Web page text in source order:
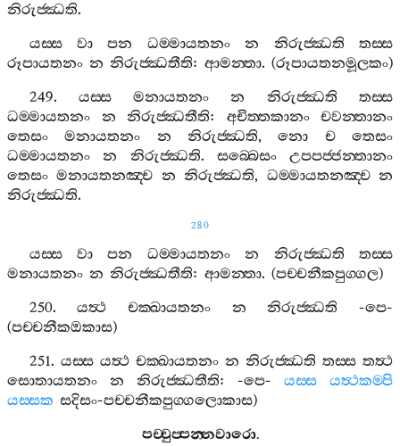
නිරුජ‍්ඣති.
යස‍්ස
වා පන ධම‍්මායතනං න නිරුජ‍්ඣති
තස‍්ස
රූපායතනං න නිරුජ‍්ඣතීති: ආමන‍්තා. (රූපායතනමූලකං)
249. යස‍්ස මනායතනං න නිරුජ‍්ඣති
තස‍්ස
ධම‍්මායතනං
න නිරුජ‍්ඣතීති: අචිත‍්තකානං
චවන‍්තානං
තෙසං
මනායතනං න නිරුජ‍්ඣති,නො ච
තෙසං
ධම‍්මායතනං
න නිරුජ‍්ඣති. සබ‍්බෙසං
උපපජ‍්ජන‍්තානං
තෙසං මනායතනඤ‍්ච න නිරුජ‍්ඣති, ධම‍්මායතනඤ‍්ච න
නිරුජ‍්ඣති.
280
යස‍්ස වා පන ධම‍්මායතනං න නිරුජ‍්ඣති
තස‍්ස
මනායතනං න නිරුජ‍්ඣතීති: ආමන‍්තා. (පච‍්චනීකපුග‍්ගල)
250.යත්‍ථ චක‍්ඛායතනං න නිරුජ‍්ඣති -පෙ-
(පච‍්චනීකඔකාස)
251. යස‍්ස යත්‍ථ චක‍්ඛායතනං න නිරුජ‍්ඣති තස‍්ස තත්‍ථ
සොතායතනං
න නිරුජ‍්ඣතීති: -පෙ- යස‍්ස
යත්‍ථකම‍්පි
යස‍්සක සදිසං-පච‍්චනීකපුග‍්ගලොකාස)
පච‍්චුප‍්පන‍්නවාරො.